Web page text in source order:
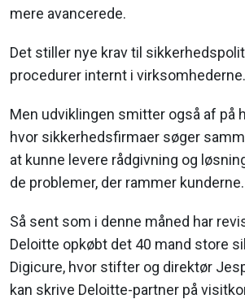
mere avancerede.
Det stiller nye krav til
procedurer internt i virksomhederne.
Men udviklingen smitter også af på
hvor sikkerhedsfirmaer søger
at kunne levere rådgivning og
de problemer, der rammer kunderne.
Så sent som i denne måned har
Deloitte opkøbt det 40 mand store
Digicure, hvor stifter og direktør
kan skrive Deloitte-partner på